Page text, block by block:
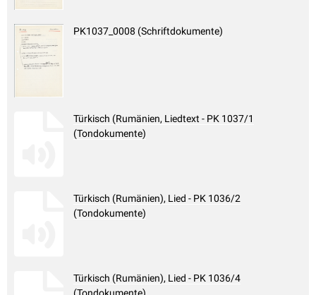
PK1037_0008 (Schriftdokumente)
Türkisch (Rumänien, Liedtext - PK 1037/1
(Tondokumente)
Türkisch (Rumänien), Lied - PK 1036/2
(Tondokumente)
Türkisch (Rumänien), Lied - PK 1036/4